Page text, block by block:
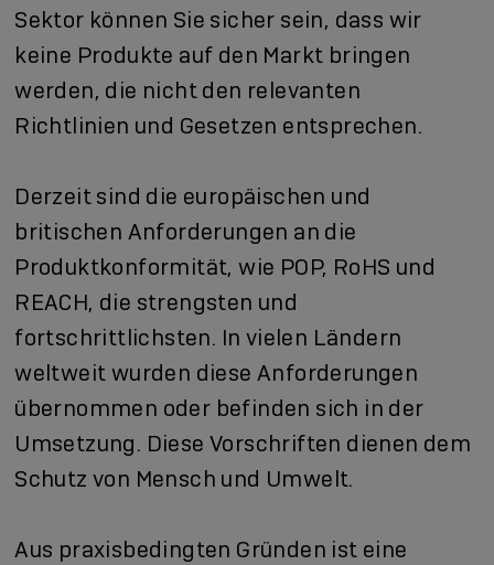
Sektor können Sie sicher sein, dass wir
keine Produkte auf den Markt bringen
werden, die nicht den relevanten
Richtlinien und Gesetzen entsprechen.
Derzeit sind die europäischen und
britischen Anforderungen an die
Produktkonformität, wie POP, RoHS und
REACH, die strengsten und
fortschrittlichsten. In vielen Ländern
weltweit wurden diese Anforderungen
übernommen oder befinden sich in der
Umsetzung. Diese Vorschriften dienen dem
Schutz von Mensch und Umwelt.
Aus praxisbedingten Gründen ist eine